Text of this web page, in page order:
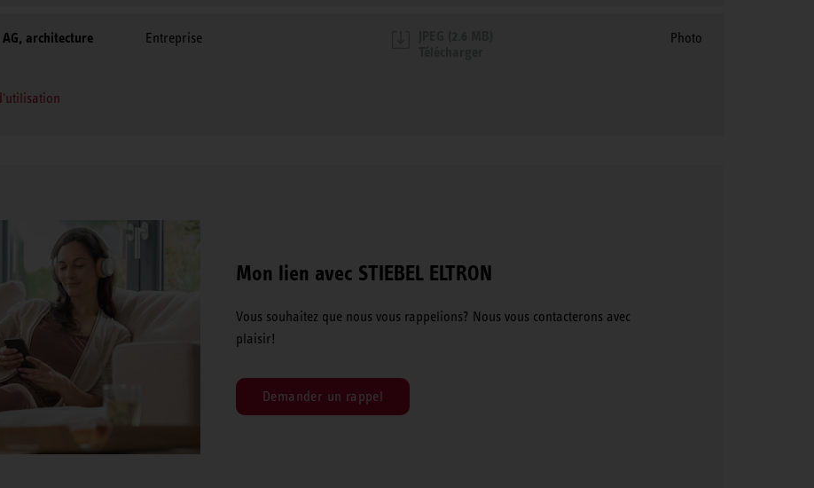
architecture
Entreprise Photo
Mon lien avec STIEBEL ELTRON
Vous souhaitez que nous vous rappelions? Nous vous contacterons avec
plaisir!
Demander un rappel